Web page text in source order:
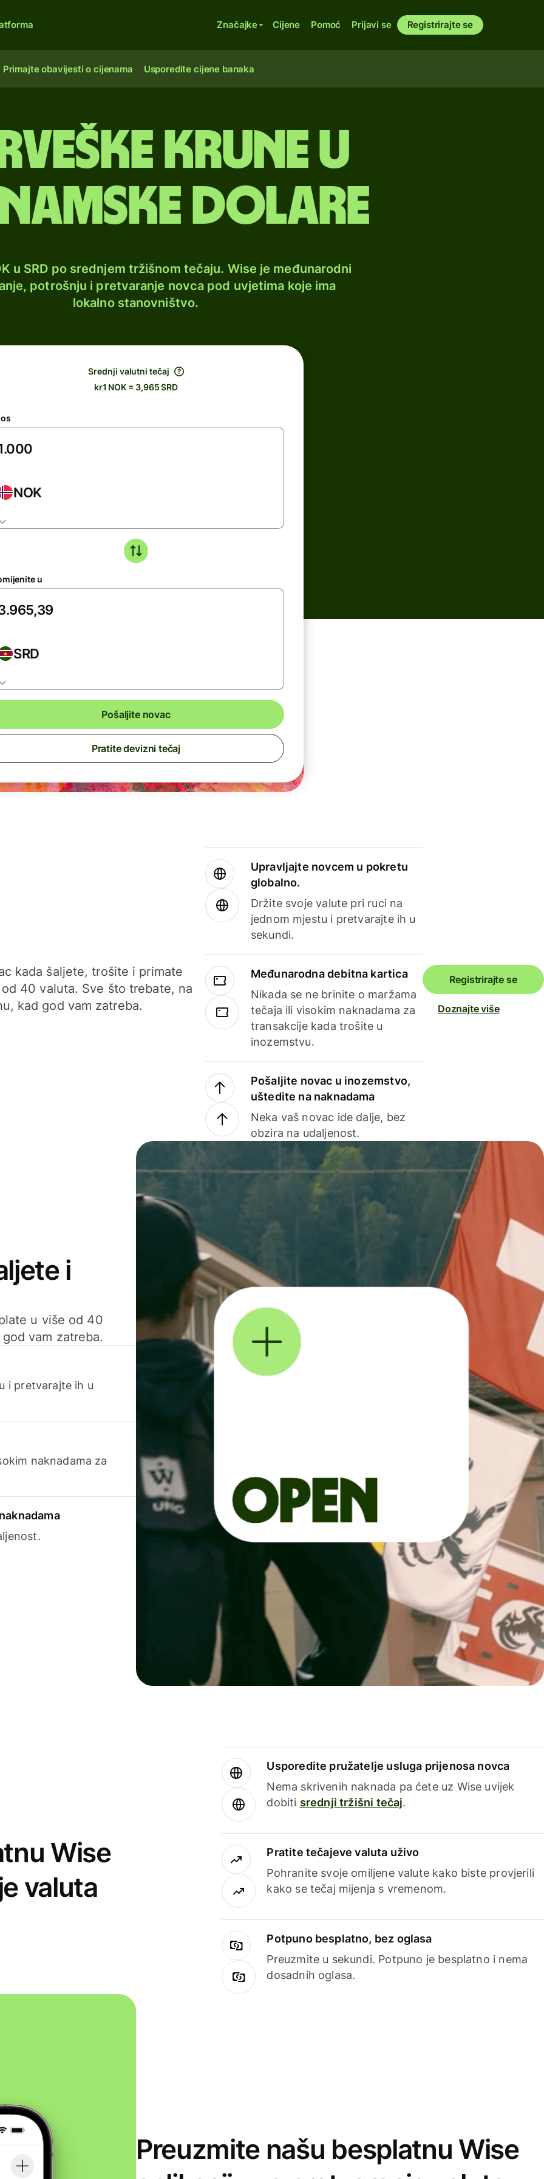
Značajke Cijene Pomoć Prijavi se Registrirajte se
Primajte obavijesti o cijenama Usporedite cijene banaka
krune u
dolare
u SRD po srednjem tržišnom tečaju. Wise je međunarodni
potrošnju i pretvaranje novca pod uvjetima koje ima
lokalno stanovništvo.
Srednji valutni tečaj
kr1 NOK = 3,965 SRD
NOK
u
SRD
Pošaljite novac
Pratite devizni tečaj
kada šaljete, trošite i primate
40 valuta. Sve što trebate, na
kad god vam zatreba.
Upravljajte novcem u pokretu
globalno.
Držite svoje valute pri ruci na
jednom mjestu i pretvarajte ih u
sekundi.
Međunarodna debitna kartica
Nikada se ne brinite o maržama
tečaja ili visokim naknadama za
transakcije kada trošite u
inozemstvu.
Pošaljite novac u inozemstvo,
uštedite na naknadama
Neka vaš novac ide dalje, bez
obzira na udaljenost.
Registrirajte se
Doznajte više
i
u više od 40
vam zatreba.
i pretvarajte ih u
naknadama za
Wise
valuta
Usporedite pružatelje usluga prijenosa novca
Nema skrivenih naknada pa ćete uz Wise uvijek
dobiti srednji tržišni tečaj.
Pratite tečajeve valuta uživo
Pohranite svoje omiljene valute kako biste provjerili
kako se tečaj mijenja s vremenom.
Potpuno besplatno, bez oglasa
Preuzmite u sekundi. Potpuno je besplatno i nema
dosadnih oglasa.
Preuzmite našu besplatnu Wise